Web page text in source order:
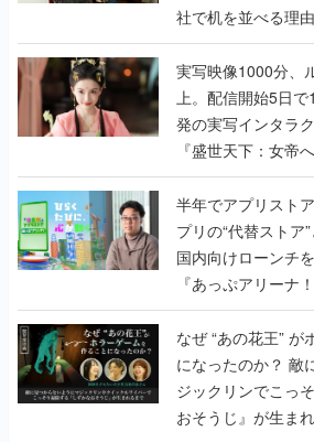
社で机を並べる理
『TATSUJIN
んだレジェンド2
実写映像1000分、
上。配信開始5日
発の実写インタラ
『盛世天下：女帝
うこだわりをプロ
半年でアプリストアをオ
プリの“代替ストア
国内向けローンチ
『あっぷアリーナ
てみた
なぜ “あの花王” が
になったのか？ 敵に見つからないようにマ
ジックリンでこっ
おそうじ』が生ま